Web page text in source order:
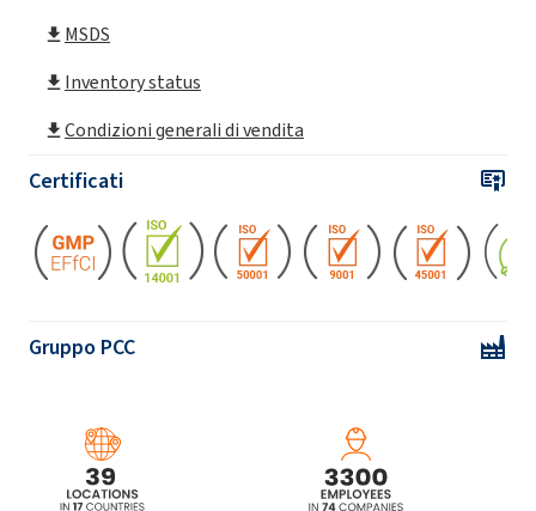
MSDS
Inventory status
Condizioni generali di vendita
Certificati
Gruppo PCC